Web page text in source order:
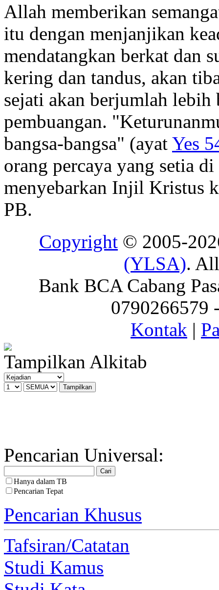
Allah memberikan
itu dengan menjanjikan
mendatangkan berkat dan
kering dan tandus, akan
sejati akan berjumlah lebih
pembuangan.
bangsa-bangsa" (ayat Yes
orang percaya yang setia
menyebarkan Injil Kristus
PB.
Copyright © 2005-
(YLSA).
Bank BCA Cabang
0790266579
Kontak |
Tampilkan Alkitab
Pencarian Universal:
Hanya dalam TB
Pencarian Tepat
Pencarian Khusus
Tafsiran/Catatan
Studi Kamus